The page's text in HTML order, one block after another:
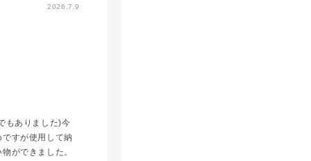
2026.7.9
もありました)今
すが使用して納
ができました。